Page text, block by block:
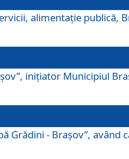
alimentaţie publică,
iniţiator Municipiul
Grădini - Braşov”,